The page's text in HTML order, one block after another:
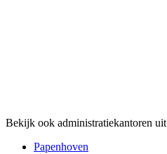
Bekijk ook administratiekantoren uit
Papenhoven